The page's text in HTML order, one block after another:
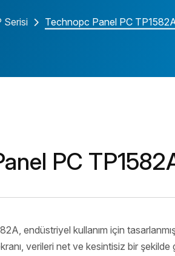
Araç
Ürünler
Medikal El
Serisi Technopc Panel PC
PC
endüstriyel kullanım için
verileri net ve kesintisiz bir